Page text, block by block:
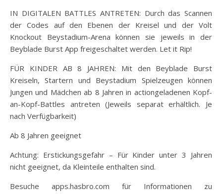
IN DIGITALEN BATTLES ANTRETEN: Durch das Scannen
der Codes auf den Ebenen der Kreisel und der Volt
Knockout Beystadium-Arena können sie jeweils in der
Beyblade Burst App freigeschaltet werden. Let it Rip!
FÜR KINDER AB 8 JAHREN: Mit den Beyblade Burst
Kreiseln, Startern und Beystadium Spielzeugen können
Jungen und Mädchen ab 8 Jahren in actiongeladenen Kopf-
an-Kopf-Battles antreten (Jeweils separat erhältlich. Je
nach Verfügbarkeit)
Ab 8 Jahren geeignet
Achtung: Erstickungsgefahr – Für Kinder unter 3 Jahren
nicht geeignet, da Kleinteile enthalten sind.
Besuche apps.hasbro.com für Informationen zu